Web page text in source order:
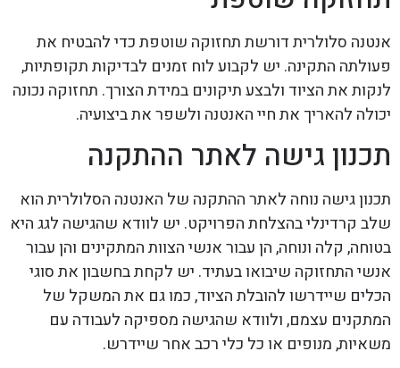
אנטנה סלולרית דורשת תחזוקה שוטפת כדי להבטיח את
פעולתה התקינה. יש לקבוע לוח זמנים לבדיקות תקופתיות,
לנקות את הציוד ולבצע תיקונים במידת הצורך. תחזוקה נכונה
יכולה להאריך את חיי האנטנה ולשפר את ביצועיה.
תכנון גישה לאתר ההתקנה
תכנון גישה נוחה לאתר ההתקנה של האנטנה הסלולרית הוא
שלב קרדינלי בהצלחת הפרויקט. יש לוודא שהגישה לגג היא
בטוחה, קלה ונוחה, הן עבור אנשי הצוות המתקינים והן עבור
אנשי התחזוקה שיבואו בעתיד. יש לקחת בחשבון את סוגי
הכלים שיידרשו להובלת הציוד, כמו גם את המשקל של
המתקנים עצמם, ולוודא שהגישה מספיקה לעבודה עם
משאיות, מנופים או כל כלי רכב אחר שיידרש.